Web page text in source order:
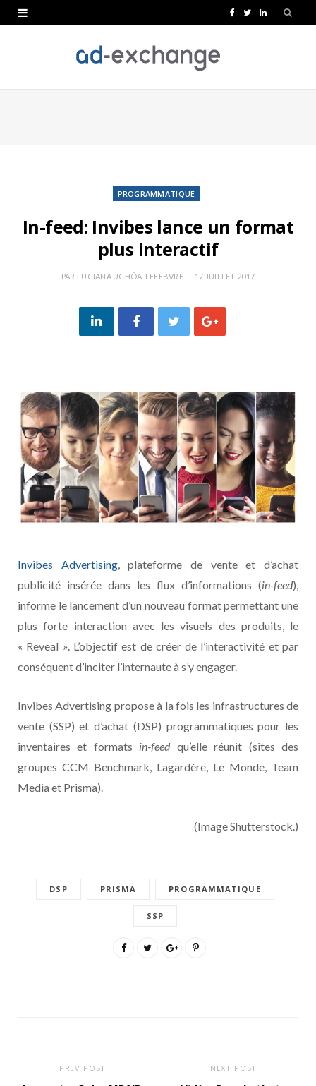
e
T
t
L
k
PROGRAMMATIQUE
In-feed: Invibes lance un format
plus interactif
PAR LUCIANA UCHÔA-LEFEBVRE 17 JUILLET 2017
Invibes Advertising, plateforme de vente et d’achat
publicité insérée dans les flux d’informations (in-feed),
informe le lancement d’un nouveau format permettant une
plus forte interaction avec les visuels des produits, le
« Reveal ». L’objectif est de créer de l’interactivité et par
conséquent d’inciter l’internaute à s’y engager.
Invibes Advertising propose à la fois les infrastructures de
vente (SSP) et d’achat (DSP) programmatiques pour les
inventaires et formats in-feedqu’elle réunit (sites des
groupes CCM Benchmark, Lagardère, Le Monde, Team
Media et Prisma).
(Image Shutterstock.)
DSP PRISMA PROGRAMMATIQUE
SSP
PREV POST NEXT POST